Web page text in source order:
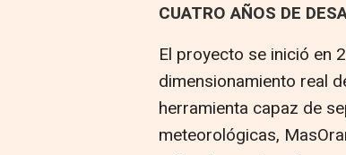
CUATRO AÑOS DE
El proyecto se inició en
dimensionamiento real
herramienta capaz de
meteorológicas,